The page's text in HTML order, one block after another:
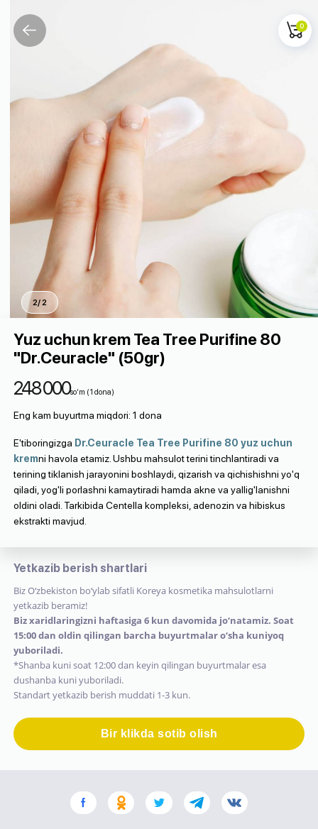
2 / 2
0
Yuz uchun krem Tea Tree Purifine 80
"Dr.Ceuracle" (50gr)
248 000so‘m (1 dona)
Eng kam buyurtma miqdori: 1 dona
E'tiboringizga Dr.Ceuracle Tea Tree Purifine 80 yuz uchun
kremni havola etamiz. Ushbu mahsulot ​​terini tinchlantiradi va
terining tiklanish jarayonini boshlaydi, qizarish va qichishishni yo'q
qiladi, yog'li porlashni kamaytiradi hamda akne va yallig'lanishni
oldini oladi. Tarkibida Centella kompleksi, adenozin va hibiskus
ekstrakti mavjud.
Yetkazib berish shartlari
Biz O‘zbekiston bo‘ylab sifatli Koreya kosmetika mahsulotlarni
yetkazib beramiz!
Biz xaridlaringizni haftasiga 6 kun davomida jo‘natamiz. Soat
15:00 dan oldin qilingan barcha buyurtmalar o‘sha kuniyoq
yuboriladi.
*Shanba kuni soat 12:00 dan keyin qilingan buyurtmalar esa
dushanba kuni yuboriladi.
Standart yetkazib berish muddati 1-3 kun.
Bir klikda sotib olish